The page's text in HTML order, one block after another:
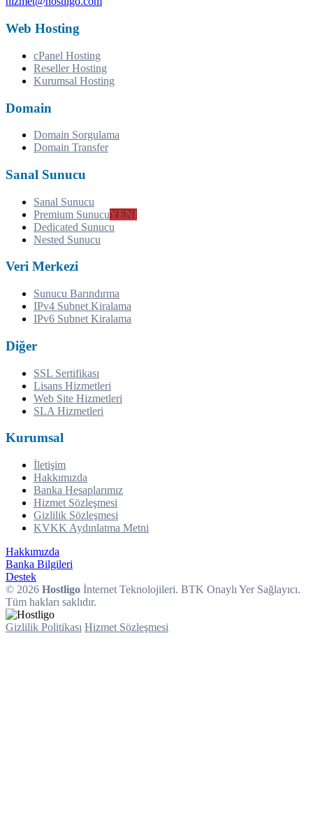
Web Hosting
cPanel Hosting
Reseller Hosting
Kurumsal Hosting
Domain
Domain Sorgulama
Domain Transfer
Sanal Sunucu
Sanal Sunucu
Premium SunucuYENİ
Dedicated Sunucu
Nested Sunucu
Veri Merkezi
Sunucu Barındırma
IPv4 Subnet Kiralama
IPv6 Subnet Kiralama
Diğer
SSL Sertifikası
Lisans Hizmetleri
Web Site Hizmetleri
SLA Hizmetleri
Kurumsal
İletişim
Hakkımızda
Banka Hesaplarımız
Hizmet Sözleşmesi
Gizlilik Sözleşmesi
KVKK Aydınlatma Metni
Hakkımızda
Banka Bilgileri
Destek
© 2026 Hostligo İnternet Teknolojileri. BTK Onaylı Yer Sağlayıcı.
Tüm hakları saklıdır.
Gizlilik Politikası Hizmet Sözleşmesi